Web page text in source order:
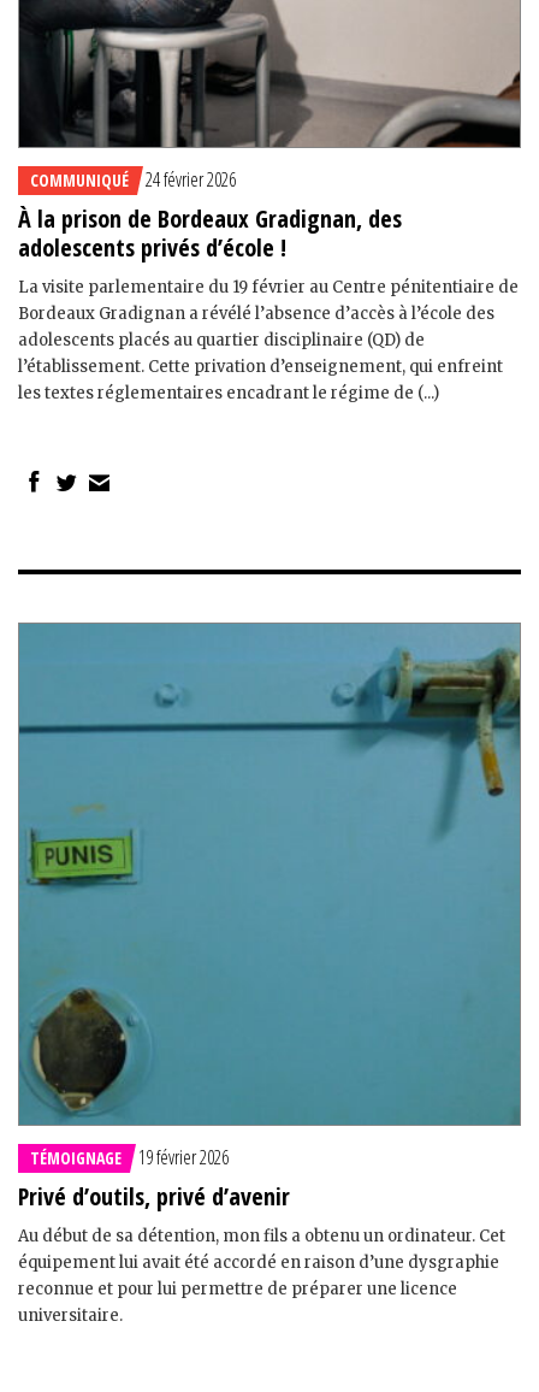
COMMUNIQUÉ 24 février 2026
À la prison de Bordeaux Gradignan, des
adolescents privés d’école !
La visite parlementaire du 19 février au Centre pénitentiaire de
Bordeaux Gradignan a révélé l’absence d’accès à l’école des
adolescents placés au quartier disciplinaire (QD) de
l’établissement. Cette privation d’enseignement, qui enfreint
les textes réglementaires encadrant le régime de (...)
TÉMOIGNAGE 19 février 2026
Privé d’outils, privé d’avenir
Au début de sa détention, mon fils a obtenu un ordinateur. Cet
équipement lui avait été accordé en raison d’une dysgraphie
reconnue et pour lui permettre de préparer une licence
universitaire.